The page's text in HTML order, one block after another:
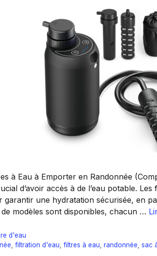
à Eau à Emporter en Randonnée
d’avoir accès à de l’eau potable.
garantir une hydratation sécurisée, en
modèles sont disponibles, chacun …
d'eau
filtration d'eau filtres à eau randonnée sac